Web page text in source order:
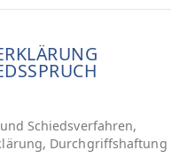
Schiedsverfahren,
, Durchgriffshaftung